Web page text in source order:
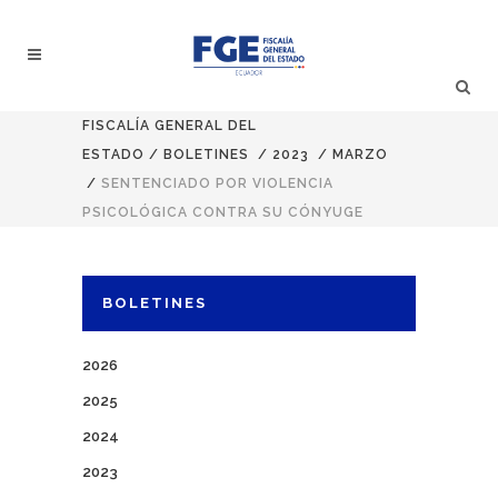
FISCALÍA GENERAL DEL
ESTADO / BOLETINES / 2023 / MARZO
/ SENTENCIADO POR VIOLENCIA
PSICOLÓGICA CONTRA SU CÓNYUGE
BOLETINES
2026
2025
2024
2023